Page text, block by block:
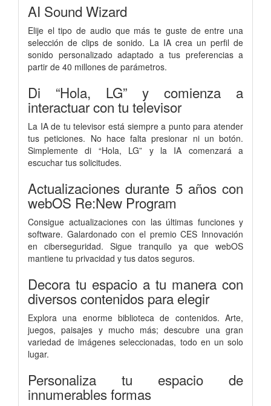
AI Sound Wizard
Elije el tipo de audio que más te guste de entre una
selección de clips de sonido. La IA crea un perfil de
sonido personalizado adaptado a tus preferencias a
partir de 40 millones de parámetros.
Di “Hola, LG” y comienza a
interactuar con tu televisor
La IA de tu televisor está siempre a punto para atender
tus peticiones. No hace falta presionar ni un botón.
Simplemente di “Hola, LG” y la IA comenzará a
escuchar tus solicitudes.
Actualizaciones durante 5 años con
webOS Re:New Program
Consigue actualizaciones con las últimas funciones y
software. Galardonado con el premio CES Innovación
en ciberseguridad. Sigue tranquilo ya que webOS
mantiene tu privacidad y tus datos seguros.
Decora tu espacio a tu manera con
diversos contenidos para elegir
Explora una enorme biblioteca de contenidos. Arte,
juegos, paisajes y mucho más; descubre una gran
variedad de imágenes seleccionadas, todo en un solo
lugar.
Personaliza tu espacio de
innumerables formas